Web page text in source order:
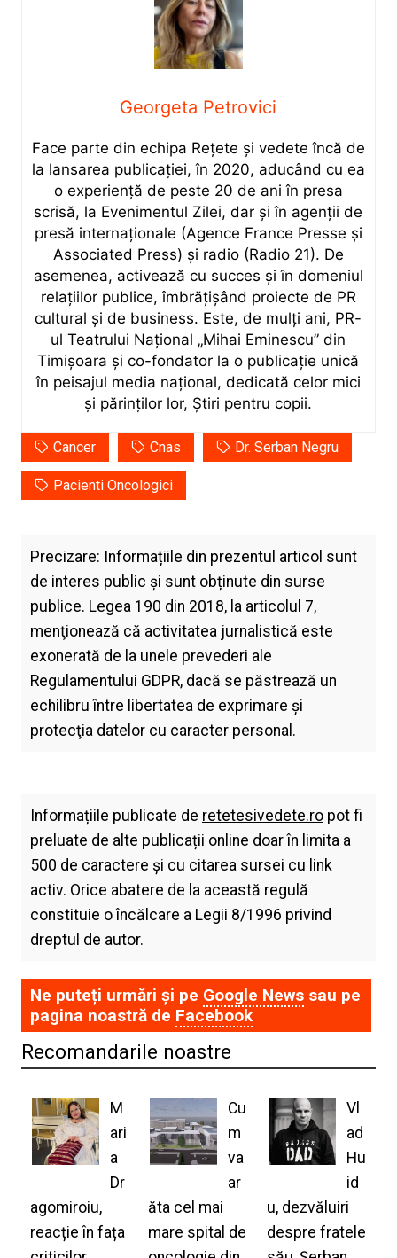
Georgeta Petrovici
Face parte din echipa Rețete și vedete încă de
la lansarea publicației, în 2020, aducând cu ea
o experiență de peste 20 de ani în presa
scrisă, la Evenimentul Zilei, dar și în agenții de
presă internaționale (Agence France Presse și
Associated Press) și radio (Radio 21). De
asemenea, activează cu succes și în domeniul
relațiilor publice, îmbrățișând proiecte de PR
cultural și de business. Este, de mulți ani, PR-
ul Teatrului Național „Mihai Eminescu” din
Timișoara și co-fondator la o publicație unică
în peisajul media național, dedicată celor mici
și părinților lor, Știri pentru copii.
Cancer Cnas Dr. Serban Negru
Pacienti Oncologici
Precizare: Informațiile din prezentul articol sunt
de interes public și sunt obținute din surse
publice. Legea 190 din 2018, la articolul 7,
menţionează că activitatea jurnalistică este
exonerată de la unele prevederi ale
Regulamentului GDPR, dacă se păstrează un
echilibru între libertatea de exprimare şi
protecţia datelor cu caracter personal.
Informațiile publicate de retetesivedete.ropot fi
preluate de alte publicații online doar în limita a
500 de caractere și cu citarea sursei cu link
activ. Orice abatere de la această regulă
constituie o încălcare a Legii 8/1996 privind
dreptul de autor.
Ne puteți urmări și pe Google Newssau pe
pagina noastră de Facebook
Recomandarile noastre
M
ari
a
Dr
agomiroiu,
reacție în fața
Cu
m
va
ar
ăta cel mai
mare spital de
Vl
ad
Hu
id
u, dezvăluiri
despre fratele